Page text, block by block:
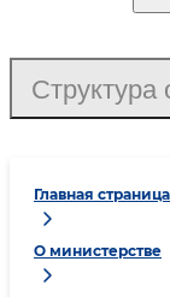
Главная страница
О министерстве
Структура